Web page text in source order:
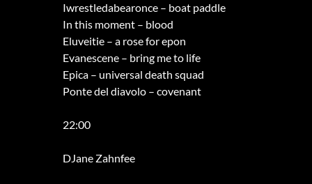
Iwrestledabearonce – boat paddle
In this moment – blood
Eluveitie – a rose for epon
Evanescene – bring me to life
Epica – universal death squad
Ponte del diavolo – covenant
22:00
DJane Zahnfee